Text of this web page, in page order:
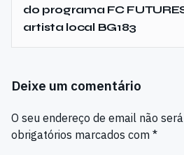
do programa FC
artista local BG183
Deixe um comentário
O seu endereço de email não
obrigatórios marcados com *